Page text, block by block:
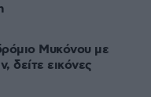
Μυκόνου με
δείτε εικόνες